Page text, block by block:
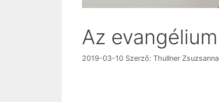
Az
2019-03-10 Szerző: Thullner Zsuzsanna